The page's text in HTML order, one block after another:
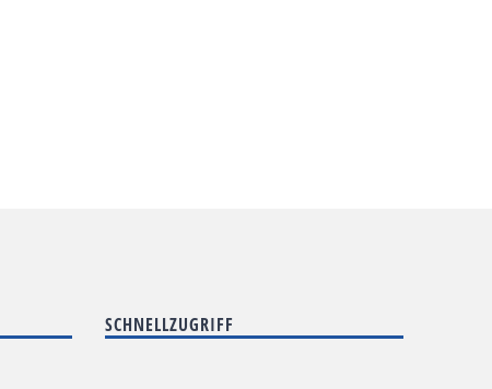
SCHNELLZUGRIFF